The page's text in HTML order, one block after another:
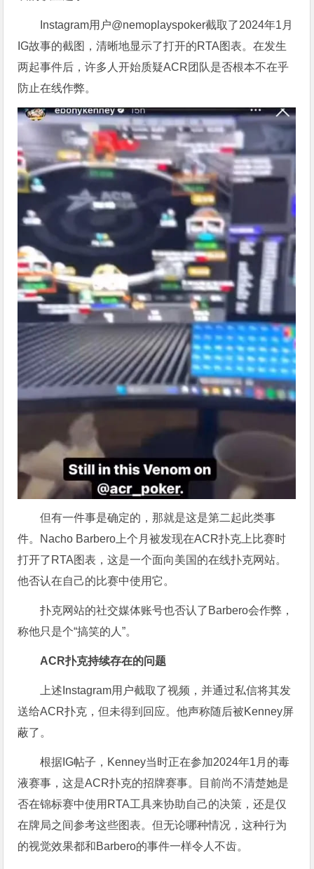
Instagram用户@nemoplayspoker截取了2024年1月
IG故事的截图，清晰地显示了打开的RTA图表。在发生
两起事件后，许多人开始质疑ACR团队是否根本不在乎
防止在线作弊。
但有一件事是确定的，那就是这是第二起此类事
件。Nacho Barbero上个月被发现在ACR扑克上比赛时
打开了RTA图表，这是一个面向美国的在线扑克网站。
他否认在自己的比赛中使用它。
扑克网站的社交媒体账号也否认了Barbero会作弊，
称他只是个“搞笑的人”。
ACR扑克持续存在的问题
上述Instagram用户截取了视频，并通过私信将其发
送给ACR扑克，但未得到回应。他声称随后被Kenney屏
蔽了。
根据IG帖子，Kenney当时正在参加2024年1月的毒
液赛事，这是ACR扑克的招牌赛事。目前尚不清楚她是
否在锦标赛中使用RTA工具来协助自己的决策，还是仅
在牌局之间参考这些图表。但无论哪种情况，这种行为
的视觉效果都和Barbero的事件一样令人不齿。